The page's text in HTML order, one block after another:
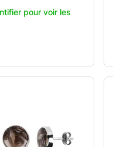
pour voir les